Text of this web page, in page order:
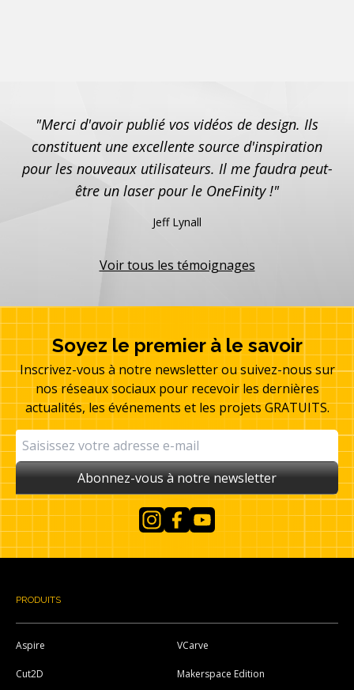
"Merci d'avoir publié vos vidéos de design. Ils
constituent une excellente source d'inspiration
pour les nouveaux utilisateurs. Il me faudra peut-
être un laser pour le OneFinity !"
Jeff Lynall
Voir tous les témoignages
Soyez le premier à le savoir
Inscrivez-vous à notre newsletter ou suivez-nous sur
nos réseaux sociaux pour recevoir les dernières
actualités, les événements et les projets GRATUITS.
Abonnez-vous à notre newsletter
PRODUITS
Aspire VCarve
Cut2D Makerspace Edition